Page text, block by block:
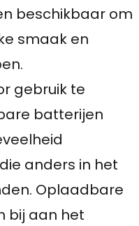
beschikbaar om
smaak en
gebruik te
batterijen
anders in het
Oplaadbare
bij aan het